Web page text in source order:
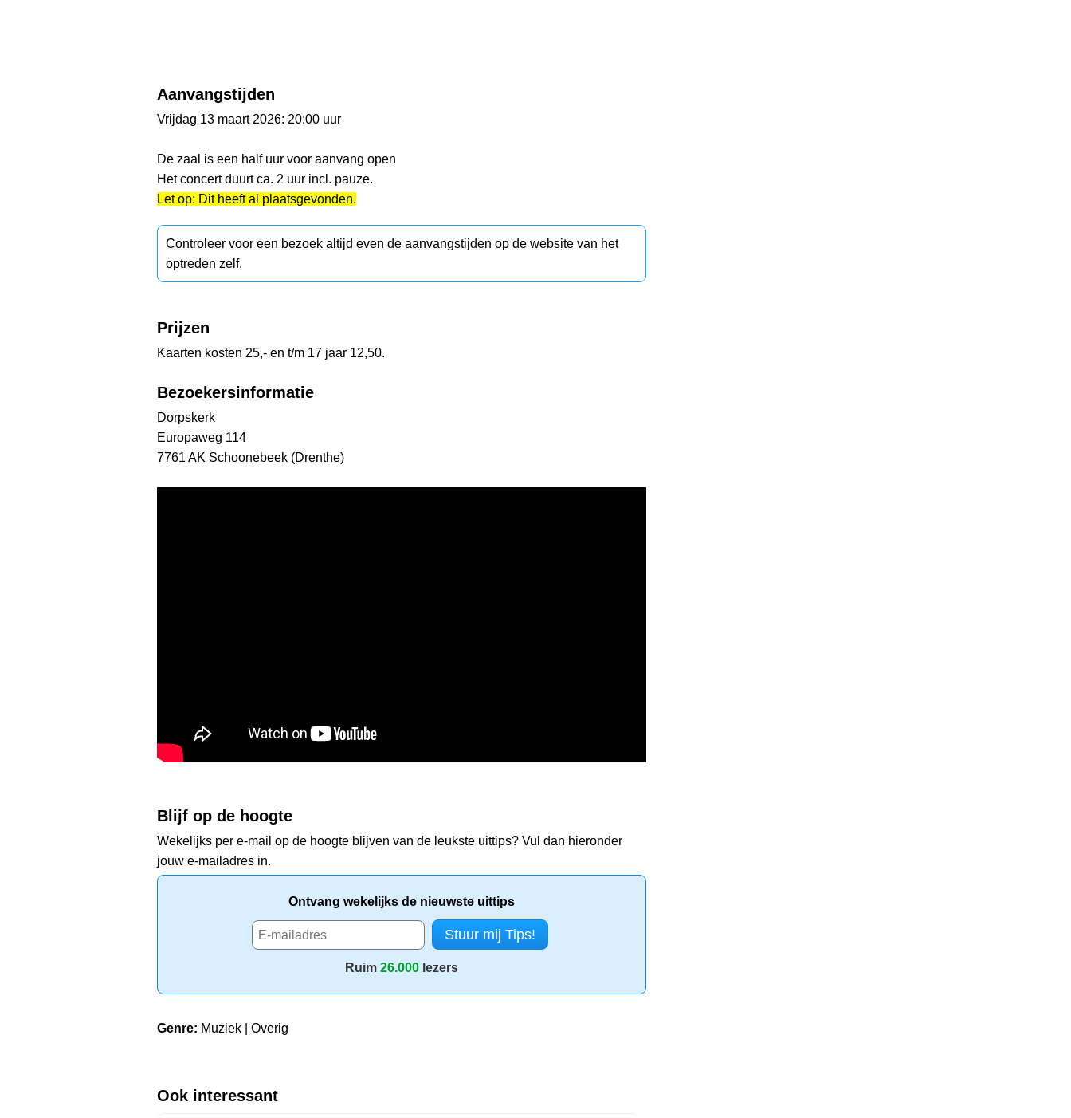
Aanvangstijden
Vrijdag 13 maart 2026: 20:00 uur
De zaal is een half uur voor aanvang open
Het concert duurt ca. 2 uur incl. pauze.
Let op: Dit heeft al plaatsgevonden.
Controleer voor een bezoek altijd even de aanvangstijden op de website van het
optreden zelf.
Prijzen
Kaarten kosten 25,- en t/m 17 jaar 12,50.
Bezoekersinformatie
Dorpskerk
Europaweg 114
7761 AK Schoonebeek (Drenthe)
Blijf op de hoogte
Wekelijks per e-mail op de hoogte blijven van de leukste uittips? Vul dan hieronder
jouw e-mailadres in.
Ontvang wekelijks de nieuwste uittips
Ruim 26.000 lezers
Genre: Muziek | Overig
Ook interessant